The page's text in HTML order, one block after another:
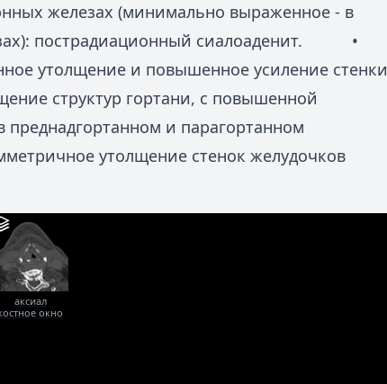
железах (минимально выраженное - в
пострадиационный сиалоаденит. •
утолщение и повышенное усиление стенки
структур гортани, с повышенной
и парагортанном
утолщение стенок желудочков
аксиал
окно